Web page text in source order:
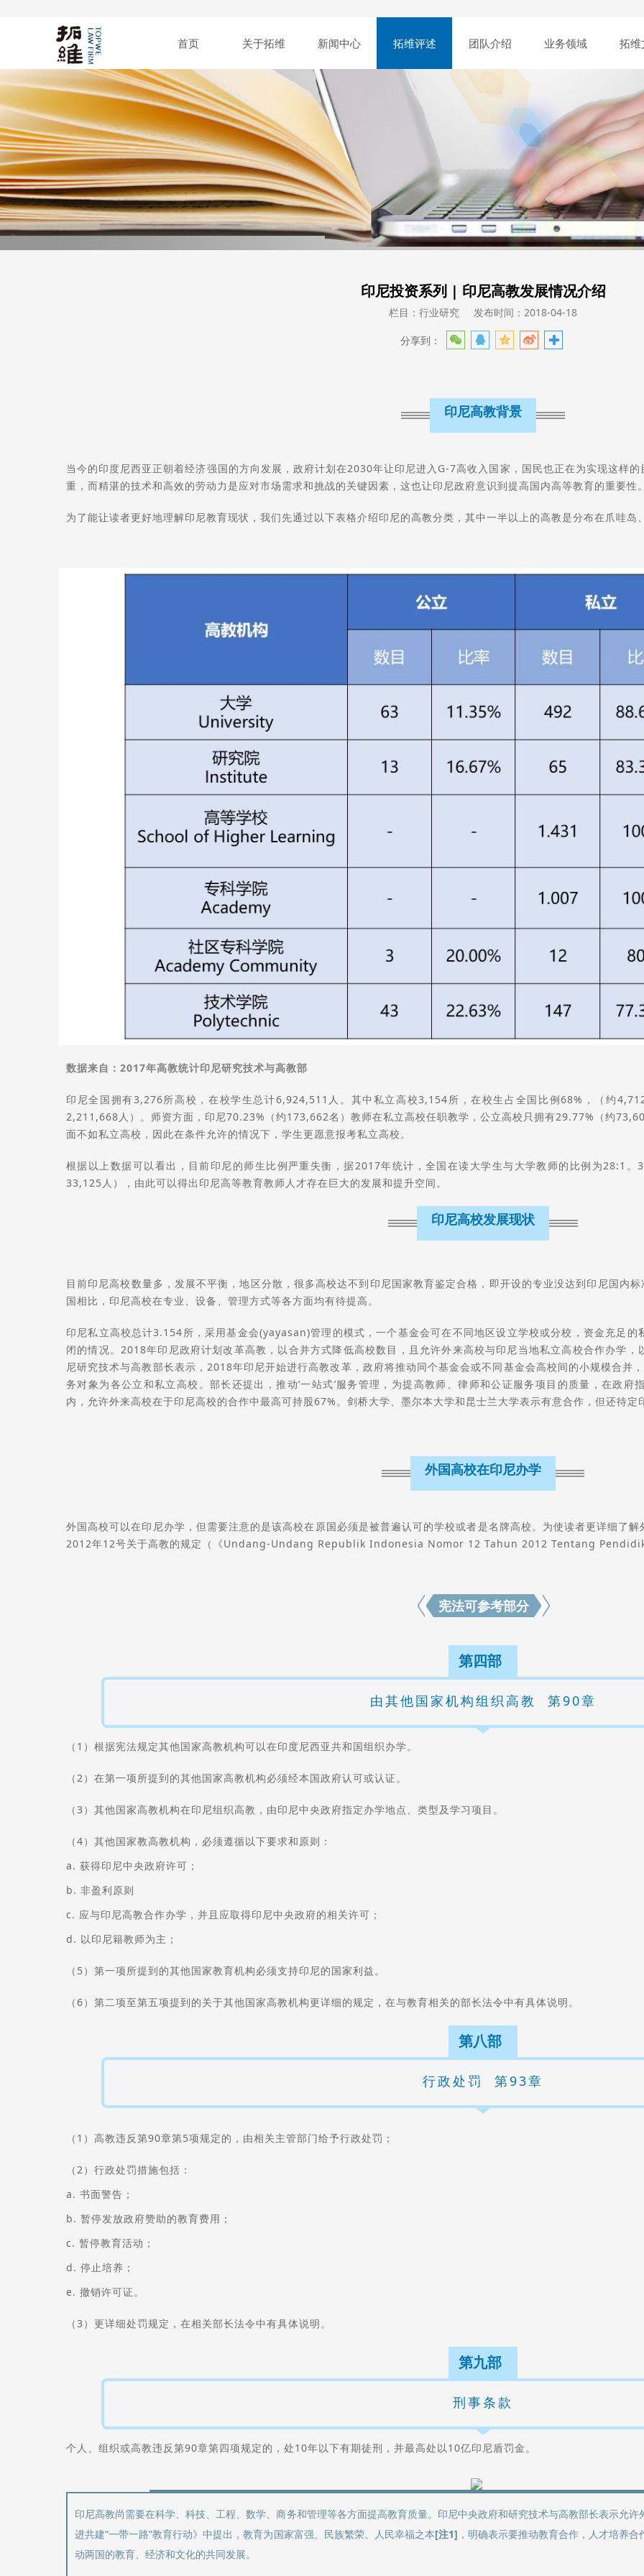
首页 关于拓维 新闻中心 拓维评述 团队介绍 业务领域 拓维
印尼投资系列 | 印尼高教发展情况介绍
栏目：行业研究 发布时间：2018-04-18
分享到：
印尼高教背景
当今的印度尼西亚正朝着经济强国的方向发展，政府计划在2030年让印尼进入G-7高收入国家，国民也正在为实现这样
重，而精湛的技术和高效的劳动力是应对市场需求和挑战的关键因素，这也让印尼政府意识到提高国内高等教育的重要性
为了能让读者更好地理解印尼教育现状，我们先通过以下表格介绍印尼的高教分类，其中一半以上的高教是分布在爪哇
数据来自：2017年高教统计印尼研究技术与高教部
印尼全国拥有3,276所高校，在校学生总计6,924,511人。其中私立高校3,154所，在校生占全国比例68%，（约
2,211,668人）。师资方面，印尼70.23%（约173,662名）教师在私立高校任职教学，公立高校只拥有29.77%（约
面不如私立高校，因此在条件允许的情况下，学生更愿意报考私立高校。
根据以上数据可以看出，目前印尼的师生比例严重失衡，据2017年统计，全国在读大学生与大学教师的比例为28:1
33,125人），由此可以得出印尼高等教育教师人才存在巨大的发展和提升空间。
印尼高校发展现状
目前印尼高校数量多，发展不平衡，地区分散，很多高校达不到印尼国家教育鉴定合格，即开设的专业没达到印尼国内
国相比，印尼高校在专业、设备、管理方式等各方面均有待提高。
印尼私立高校总计3.154所，采用基金会(yayasan)管理的模式，一个基金会可在不同地区设立学校或分校，资金充足
闭的情况。2018年印尼政府计划改革高教，以合并方式降低高校数目，且允许外来高校与印尼当地私立高校合作办学
尼研究技术与高教部长表示，2018年印尼开始进行高教改革，政府将推动同个基金会或不同基金会高校间的小规模合并
务对象为各公立和私立高校。部长还提出，推动‘一站式’服务管理，为提高教师、律师和公证服务项目的质量，在政
内，允许外来高校在于印尼高校的合作中最高可持股67%。剑桥大学、墨尔本大学和昆士兰大学表示有意合作，但还待定
外国高校在印尼办学
外国高校可以在印尼办学，但需要注意的是该高校在原国必须是被普遍认可的学校或者是名牌高校。为使读者更详细了
2012年12号关于高教的规定（《Undang-Undang Republik Indonesia Nomor 12 Tahun 2012 Tentang
宪法可参考部分
第四部
由其他国家机构组织高教 第90章
（1）根据宪法规定其他国家高教机构可以在印度尼西亚共和国组织办学。
（2）在第一项所提到的其他国家高教机构必须经本国政府认可或认证。
（3）其他国家高教机构在印尼组织高教，由印尼中央政府指定办学地点、类型及学习项目。
（4）其他国家教高教机构，必须遵循以下要求和原则：
a. 获得印尼中央政府许可；
b. 非盈利原则
c. 应与印尼高教合作办学，并且应取得印尼中央政府的相关许可；
d. 以印尼籍教师为主；
（5）第一项所提到的其他国家教育机构必须支持印尼的国家利益。
（6）第二项至第五项提到的关于其他国家高教机构更详细的规定，在与教育相关的部长法令中有具体说明。
第八部
行政处罚 第93章
（1）高教违反第90章第5项规定的，由相关主管部门给予行政处罚；
（2）行政处罚措施包括：
a. 书面警告；
b. 暂停发放政府赞助的教育费用；
c. 暂停教育活动；
d. 停止培养；
e. 撤销许可证。
（3）更详细处罚规定，在相关部长法令中有具体说明。
第九部
刑事条款
个人、组织或高教违反第90章第四项规定的，处10年以下有期徒刑，并最高处以10亿印尼盾罚金。
印尼高教尚需要在科学、科技、工程、数学、商务和管理等各方面提高教育质量。印尼中央政府和研究技术与高教部长表示允
进共建“一带一路”教育行动》中提出，教育为国家富强、民族繁荣、人民幸福之本[注1] ，明确表示要推动教育合作，人才培养
动两国的教育、经济和文化的共同发展。